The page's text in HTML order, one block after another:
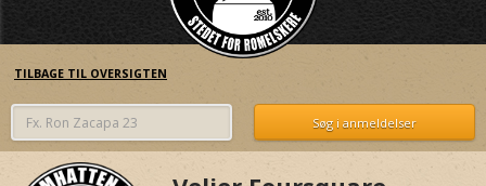
TILBAGE TIL OVERSIGTEN